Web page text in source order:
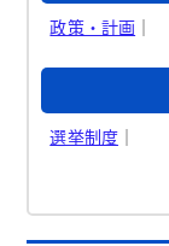
政策・計画 ｜
選挙制度｜